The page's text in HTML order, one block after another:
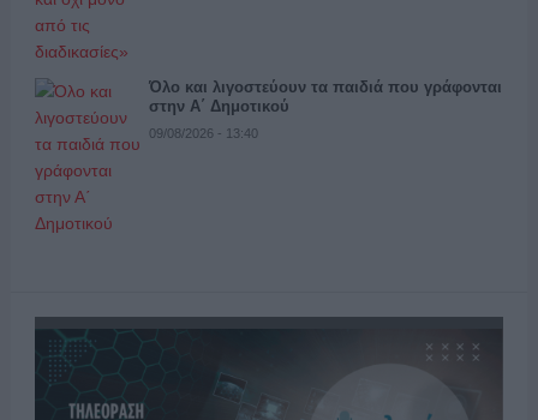
Όλο και λιγοστεύουν τα παιδιά που γράφονται
στην Α΄ Δημοτικού
09/08/2026 - 13:40